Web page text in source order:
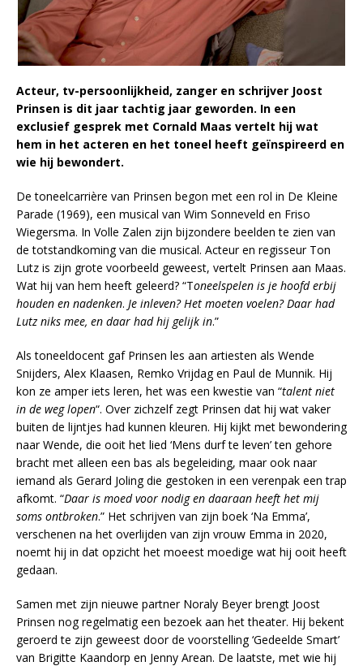
Acteur, tv-persoonlijkheid, zanger en schrijver Joost
Prinsen is dit jaar tachtig jaar geworden. In een
exclusief gesprek met Cornald Maas vertelt hij wat
hem in het acteren en het toneel heeft geïnspireerd en
wie hij bewondert.
De toneelcarrière van Prinsen begon met een rol in De Kleine
Parade (1969), een musical van Wim Sonneveld en Friso
Wiegersma. In Volle Zalen zijn bijzondere beelden te zien van
de totstandkoming van die musical. Acteur en regisseur Ton
Lutz is zijn grote voorbeeld geweest, vertelt Prinsen aan Maas.
Wat hij van hem heeft geleerd? “Toneelspelen is je hoofd erbij
houden en nadenken. Je inleven? Het moeten voelen? Daar had
Lutz niks mee, en daar had hij gelijk in.”
Als toneeldocent gaf Prinsen les aan artiesten als Wende
Snijders, Alex Klaasen, Remko Vrijdag en Paul de Munnik. Hij
kon ze amper iets leren, het was een kwestie van “talent niet
in de weg lopen“. Over zichzelf zegt Prinsen dat hij wat vaker
buiten de lijntjes had kunnen kleuren. Hij kijkt met bewondering
naar Wende, die ooit het lied ‘Mens durf te leven’ ten gehore
bracht met alleen een bas als begeleiding, maar ook naar
iemand als Gerard Joling die gestoken in een verenpak een trap
afkomt. “Daar is moed voor nodig en daaraan heeft het mij
soms ontbroken.” Het schrijven van zijn boek ‘Na Emma’,
verschenen na het overlijden van zijn vrouw Emma in 2020,
noemt hij in dat opzicht het moeest moedige wat hij ooit heeft
gedaan.
Samen met zijn nieuwe partner Noraly Beyer brengt Joost
Prinsen nog regelmatig een bezoek aan het theater. Hij bekent
geroerd te zijn geweest door de voorstelling ‘Gedeelde Smart’
van Brigitte Kaandorp en Jenny Arean. De laatste, met wie hij